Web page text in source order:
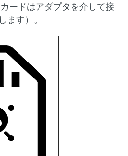
ードはアダプタを介して接
ます）。